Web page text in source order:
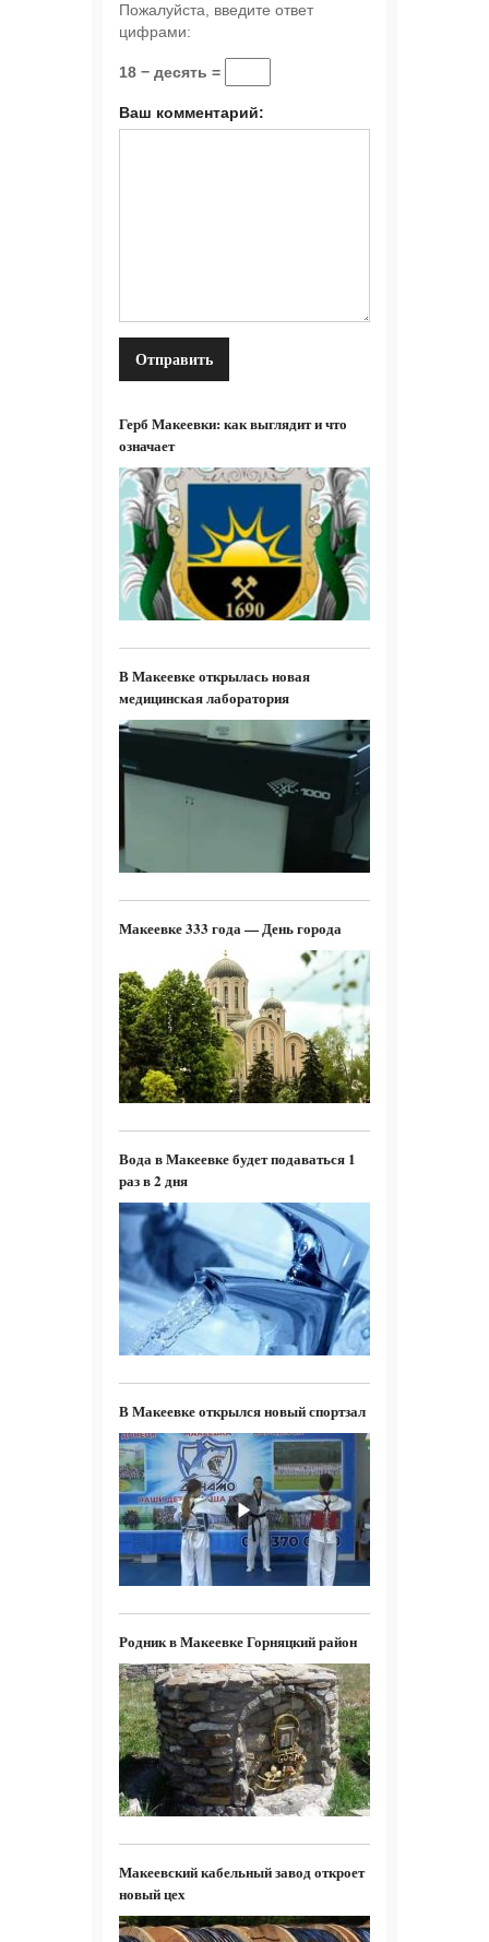
Пожалуйста, введите ответ
цифрами:
18 − десять =
Ваш комментарий:
Герб Макеевки: как выглядит и что
означает
В Макеевке открылась новая
медицинская лаборатория
Макеевке 333 года — День города
Вода в Макеевке будет подаваться 1
раз в 2 дня
В Макеевке открылся новый спортзал
Родник в Макеевке Горняцкий район
Макеевский кабельный завод откроет
новый цех